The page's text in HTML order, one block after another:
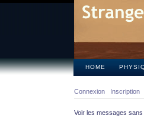
HOME
Connexion Inscription
Voir les messages